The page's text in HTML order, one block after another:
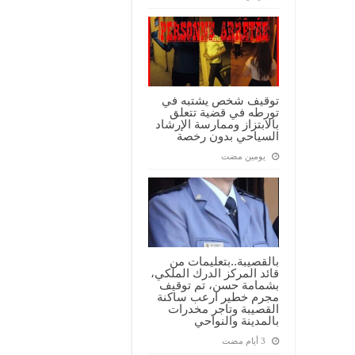
توقيف شخص يشتبه في
تورطه في قضية تتعلق
بالابتزاز وممارسة الإرشاد
السياحي بدون رخصة
‏يومين مضت
بالقصيبة..بتعليمات من
قائد المركز الدرك الملكي،
بشمامة حسن، تم توقيف
مجرم خطير ارعب ساكنة
القصيبة وتاجر مخدرات
بالمدينة والنواحي